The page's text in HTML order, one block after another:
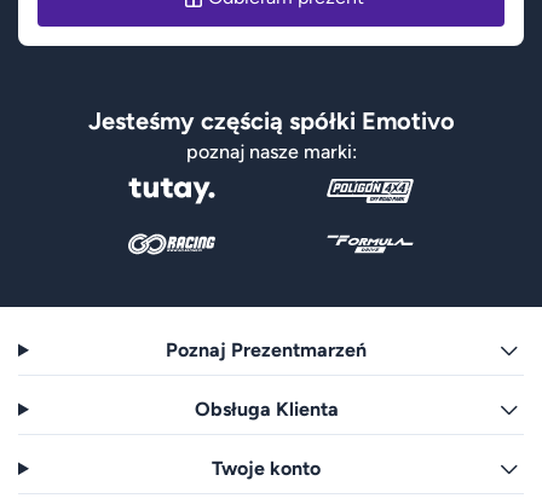
Jesteśmy częścią spółki Emotivo
poznaj nasze marki:
Poznaj Prezentmarzeń
Obsługa Klienta
Twoje konto